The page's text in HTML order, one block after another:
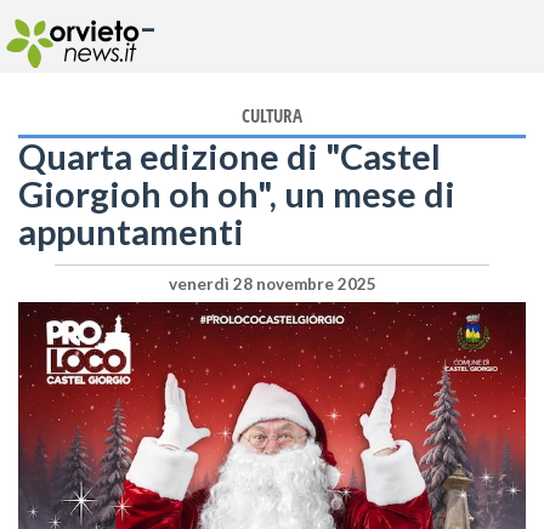
-
CULTURA
Quarta edizione di "Castel
Giorgioh oh oh", un mese di
appuntamenti
venerdì 28 novembre 2025